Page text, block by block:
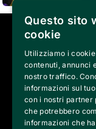
Questo sito
cookie
Utilizziamo i
contenuti, annunci
nostro traffico.
informazioni sul
con i nostri partner
che potrebbero
informazioni che